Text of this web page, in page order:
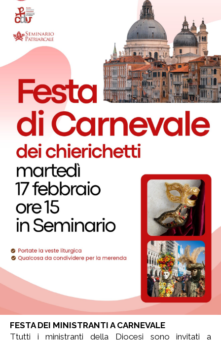
FESTA DEI MINISTRANTI A CARNEVALE
Ttutti i ministranti della Diocesi sono invitati a